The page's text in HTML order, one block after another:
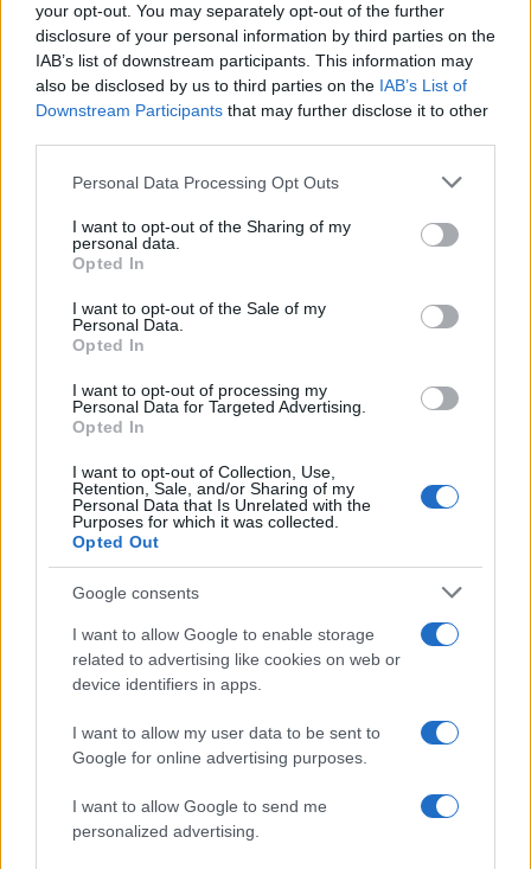
your opt-out. You may separately opt-out of the further
disclosure of your personal information by third parties on the
IAB’s list of downstream participants. This information may
also be disclosed by us to third parties on the IAB’s List of
Downstream Participants that may further disclose it to other
Please note that this website/app uses one or more Google
not limited to your visit or usage behaviour. You may click to
grant or deny consent to Google and its third-party tags to
use your data for below specified purposes in below Google
consent section.
Personal Data Processing Opt Outs
I want to opt-out of the Sharing of my
personal data.
Opted In
I want to opt-out of the Sale of my
Personal Data.
Opted In
I want to opt-out of processing my
Personal Data for Targeted Advertising.
Opted In
I want to opt-out of Collection, Use,
Retention, Sale, and/or Sharing of my
Personal Data that Is Unrelated with the
Purposes for which it was collected.
Opted Out
Google consents
I want to allow Google to enable storage
related to advertising like cookies on web or
device identifiers in apps.
I want to allow my user data to be sent to
Google for online advertising purposes.
I want to allow Google to send me
personalized advertising.
2000 /2000
Υποβολή σχολίου
Πολιτική Απορρήτου
&Όροι Χρήσης της Google.
Media
ΠΑΝΟΣ ΜΙΧΑΛΟΠΟΥΛΟΣ
Ακολουθήστε το Νewsit.gr στο
τελευταία νέατης ημέρας
Πιο δημοφιλή
Έφυγαν οι συνεργάτες, μένει η Μαρία
Καρυστιανού - Η επόμενη μέρα για την
«Ελπίδα για τη Δημοκρατία»
Σαμοθράκη: «Μαμά νόμιζες ότι δε θα σε
ξαναδώ;» – Τα πρώτα λόγια του 22χρονου
που έπεσε σε κανάλι με καυτό νερό
Βαλεντίνη Παπαδάκη για Κώστα Σόμμερ:
χρειαζόμαστε»
Η βαθμολογία της UEFA μετά την ισοπαλία